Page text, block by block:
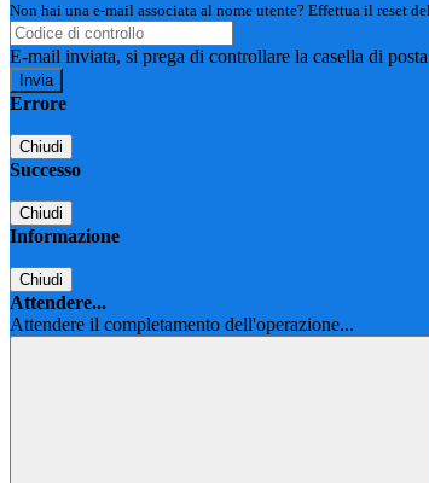
Non hai una e-mail associata al nome utente? Effettua il reset
E-mail inviata, si prega di controllare la casella di
Errore
Chiudi
Successo
Chiudi
Informazione
Chiudi
Attendere...
Attendere il completamento dell'operazione...